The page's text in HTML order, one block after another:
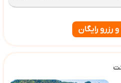
رزرو رایگان